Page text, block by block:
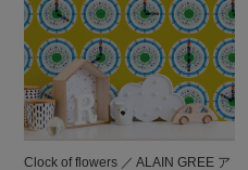
Clock of flowers ／ ALAIN GREE ア